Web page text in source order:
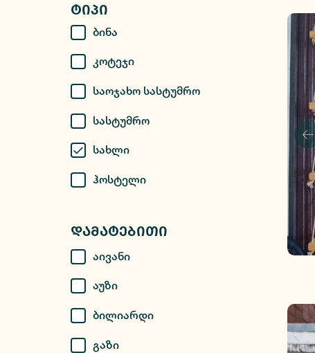
Ტიპი
Ბინა
Კოტეჯი
Საოჯახო Სასტუმრო
Სასტუმრო
Სახლი
Ჰოსტელი
Დამატებითი
Აივანი
Აუზი
Ბილიარდი
Გაზი